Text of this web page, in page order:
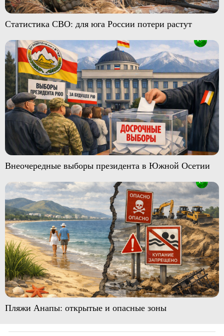
Статистика СВО: для юга России потери растут
Внеочередные выборы президента в Южной Осетии
Пляжи Анапы: открытые и опасные зоны